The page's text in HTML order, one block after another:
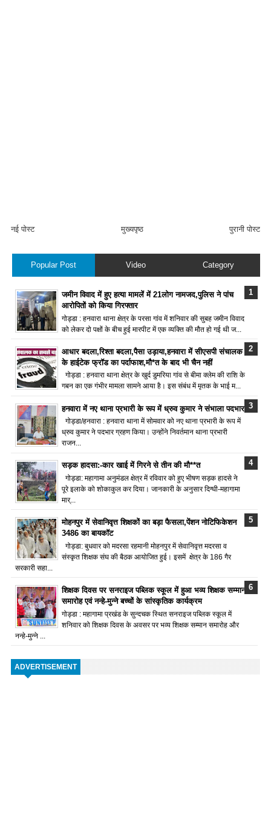
नई पोस्ट पुरानी पोस्ट
मुख्यपृष्ठ
Popular Post Video Category
जमीन विवाद में हुए हत्या मामलें में 21लोग नामजद,पुलिस ने पांच
आरोपितों को किया गिरफ्तार
गोड्डा : हनवारा थाना क्षेत्र के परसा गांव में शनिवार की सुबह जमीन विवाद
को लेकर दो पक्षों के बीच हुई मारपीट में एक व्यक्ति की मौत हो गई थी ज...
आधार बदला,रिश्ता बदला,पैसा उड़ाया,हनवारा में सीएसपी संचालक
के हाईटेक फ्रॉड का पर्दाफाश,मौ*त के बाद भी चैन नहीं
गोड्डा : हनवारा थाना क्षेत्र के खुर्द डुमरिया गांव से बीमा क्लेम की राशि के
गबन का एक गंभीर मामला सामने आया है। इस संबंध में मृतक के भाई म...
हनवारा में नए थाना प्रभारी के रूप में ध्रुव कुमार ने संभाला पदभार
गोड्डा/हनवारा : हनवारा थाना में सोमवार को नए थाना प्रभारी के रूप में
ध्रुव कुमार ने पदभार ग्रहण किया। उन्होंने निवर्तमान थाना प्रभारी
राजन...
सड़क हादसा:-कार खाई में गिरने से तीन की मौ**त
गोड्डा: महागामा अनुमंडल क्षेत्र में रविवार को हुए भीषण सड़क हादसे ने
पूरे इलाके को शोकाकुल कर दिया। जानकारी के अनुसार दिग्घी-महागामा
मार्...
मोहनपुर में सेवानिवृत्त शिक्षकों का बड़ा फैसला,पेंशन नोटिफिकेशन
3486 का बायकॉट
गोड्डा: बुधवार को मदरसा रहमानी मोहनपुर में सेवानिवृत्त मदरसा व
संस्कृत शिक्षक संघ की बैठक आयोजित हुई। इसमें क्षेत्र के 186 गैर
सरकारी सहा...
शिक्षक दिवस पर सनराइज पब्लिक स्कूल में हुआ भव्य शिक्षक सम्मान
समारोह एवं नन्हे-मुन्ने बच्चों के सांस्कृतिक कार्यक्रम
गोड्डा : महागामा प्रखंड के सुन्दचक स्थित सनराइज पब्लिक स्कूल में
शनिवार को शिक्षक दिवस के अवसर पर भव्य शिक्षक सम्मान समारोह और
नन्हे-मुन्ने ...
ADVERTISEMENT